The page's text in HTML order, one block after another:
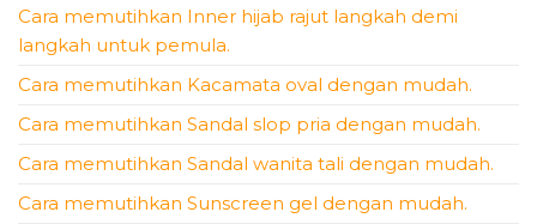
Cara memutihkan Inner hijab rajut langkah demi
langkah untuk pemula.
Cara memutihkan Kacamata oval dengan mudah.
Cara memutihkan Sandal slop pria dengan mudah.
Cara memutihkan Sandal wanita tali dengan mudah.
Cara memutihkan Sunscreen gel dengan mudah.